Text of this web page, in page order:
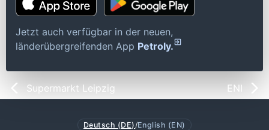
Jetzt auch verfügbar in der neuen,
länderübergreifenden App Petroly.
Supermarkt Leipzig ENI
Deutsch (DE) /English (EN)